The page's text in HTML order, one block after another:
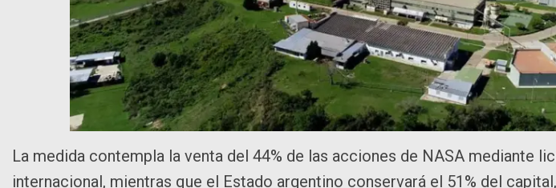
La medida contempla la venta del 44% de las acciones de NASA mediante
internacional, mientras que el Estado argentino conservará el 51% del